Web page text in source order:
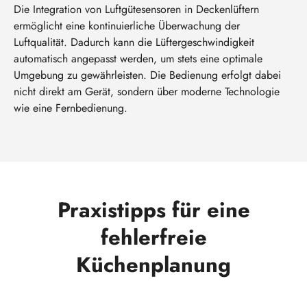
Die Integration von Luftgütesensoren in Deckenlüftern
ermöglicht eine kontinuierliche Überwachung der
Luftqualität. Dadurch kann die Lüftergeschwindigkeit
automatisch angepasst werden, um stets eine optimale
Umgebung zu gewährleisten. Die Bedienung erfolgt dabei
nicht direkt am Gerät, sondern über moderne Technologie
wie eine Fernbedienung.
Praxistipps für eine
fehlerfreie
Küchenplanung